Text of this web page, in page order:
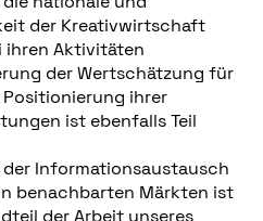
der Kreativwirtschaft
ihren Aktivitäten
der Wertschätzung für
ihrer
ist ebenfalls Teil
Informationsaustausch
benachbarten Märkten ist
der Arbeit unseres